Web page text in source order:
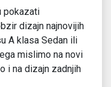
pokazati
dizajn najnovijih
A klasa Sedan ili
mislimo na novi
i na dizajn zadnjih